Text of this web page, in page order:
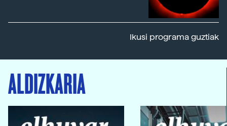
Ikusi programa guztiak
ALDIZKARIA